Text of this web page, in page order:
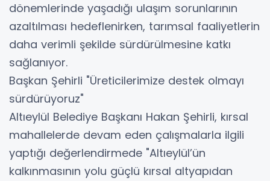
dönemlerinde yaşadığı ulaşım sorunlarının
azaltılması hedeflenirken, tarımsal faaliyetlerin
daha verimli şekilde sürdürülmesine katkı
sağlanıyor.
Başkan Şehirli "Üreticilerimize destek olmayı
sürdürüyoruz"
Altıeylül Belediye Başkanı Hakan Şehirli, kırsal
mahallelerde devam eden çalışmalarla ilgili
yaptığı değerlendirmede "Altıeylül’ün
kalkınmasının yolu güçlü kırsal altyapıdan